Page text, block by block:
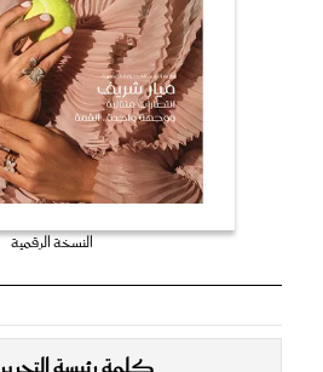
النسخة الرقمية